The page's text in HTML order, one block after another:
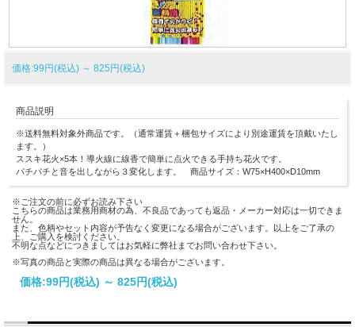
価格:99円(税込) ～ 825円(税込)
商品説明
※送料無料対象外商品です。（通常運賃＋梱包サイズにより別途運賃を頂戴いたし
ます。）
ススキ花火×5本！導火線に線香で簡単に点火できる手持ち花火です。
パチパチと音を出しながら３変化します。 商品サイズ：W75×H400×D10mm
※ご注文の前に必ずお読み下さい
こちらの商品は業務用商材の為、不良品であっても返品・メーカー対応は一切できま
せん。
また、色柄やセット内容が予告なく変更になる場合がございます。以上をご了承の
上、ご購入を検討ください。
不明な点などにつきましてはお気軽に弊社までお問い合わせ下さい。
※写真の商品と実際の商品は異なる場合がございます。
価格:99円(税込) ～ 825円(税込)